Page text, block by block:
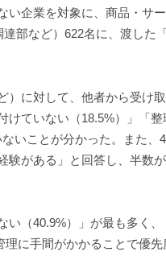
い企業を対象に、商品・サ
部など）622名に、渡した
に対して、他者から受け
ていない（18.5%）」「
いことが分かった。また
がある」と回答し、半数
（40.9%）」が最も多く
に手間がかかることで優